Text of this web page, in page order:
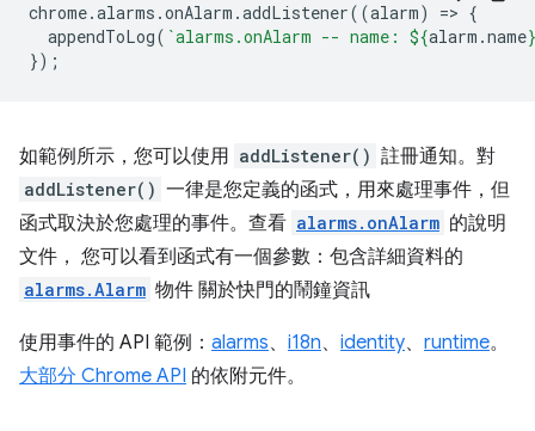
chrome.alarms .onAlarm .addListener((alarm) => {
appendToLog( `alarms.onAlarm -- name: ${alarm .name}
});
如範例所示，您可以使用 addListener() 註冊通知。對
addListener() 一律是您定義的函式，用來處理事件，但
函式取決於您處理的事件。查看 alarms.onAlarm 的說明
文件， 您可以看到函式有一個參數：包含詳細資料的
alarms.Alarm 物件 關於快門的鬧鐘資訊
使用事件的 API 範例： alarms、 i18n、 identity、 runtime。
大部分 Chrome API 的依附元件。